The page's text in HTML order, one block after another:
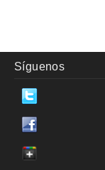
Síguenos